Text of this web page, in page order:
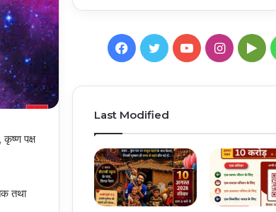
पक्ष
तथा
Facebook
TwitterYouTube
Last Modified